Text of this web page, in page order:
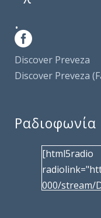
.
Discover Preveza
Discover Preveza
Ραδιοφωνία
[html5radio
000/stream/